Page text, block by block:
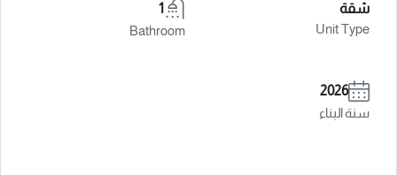
شقة
Unit Type
1
Bathroom
2026
سنة البناء